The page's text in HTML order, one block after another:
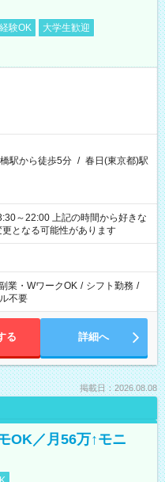
験OK
大学生歓迎
駅から徒歩5分 / 春日(東京都)駅
時間から好きな
となる可能性があります
業・WワークOK / シフト勤務 /
不要
る 詳細へ
掲載日：2026.08.08
OK／月56万↑モニ